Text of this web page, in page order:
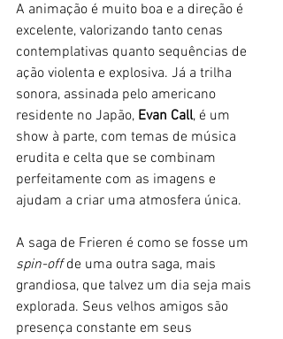
A animação é muito boa e a direção é
excelente, valorizando tanto cenas
contemplativas quanto sequências de
ação violenta e explosiva. Já a trilha
sonora, assinada pelo americano
residente no Japão, Evan Call, é um
show à parte, com temas de música
erudita e celta que se combinam
perfeitamente com as imagens e
ajudam a criar uma atmosfera única.
A saga de Frieren é como se fosse um
spin-off de uma outra saga, mais
grandiosa, que talvez um dia seja mais
explorada. Seus velhos amigos são
presença constante em seus